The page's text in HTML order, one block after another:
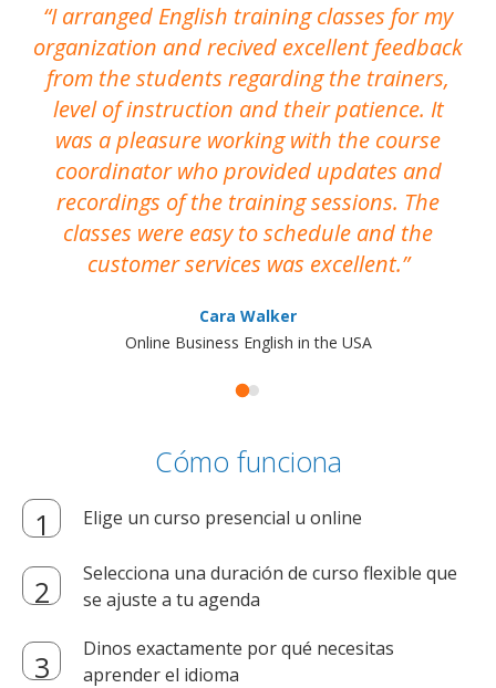
I arranged English training classes for my
organization and recived excellent feedback
from the students regarding the trainers,
level of instruction and their patience. It
was a pleasure working with the course
coordinator who provided updates and
recordings of the training sessions. The
classes were easy to schedule and the
customer services was excellent.
Cara Walker
Online Business English in the USA
Cómo funciona
Elige un curso presencial u online
Selecciona una duración de curso flexible que
se ajuste a tu agenda
Dinos exactamente por qué necesitas
aprender el idioma